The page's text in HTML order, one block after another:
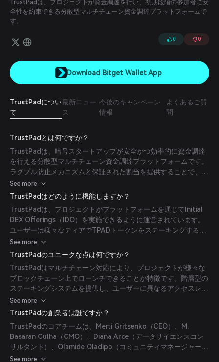
Português (Brasil)
Español (Argentina)
TrustPadは、プロジェクトが資金調達を行い、初期段階の参加者に安
全性を約束できる分散型マルチチェーン資金調達プラットフォームで
す。
0 0
Download Bitget Wallet App
TrustPadについ
て
最新ニュー
ス
今後のキャンペーン
情報
よくあるご質
問
TrustPadとは何ですか？
TrustPadは、暗号スタートアップが安全かつ効率的に資金調達
を行える分散型マルチチェーン資金調達プラットフォームです。
ラグプル防止メカニズムと保証された割当を提供することで、初
期参加者に安全な環境を提供します。Ethereum、BNB Chain、
Solana、Avalanche、Fantom、Polygon、Arbitrumなど、複数
のブロックチェーンをサポートしています。
See more
TrustPadはどのように機能しますか？
TrustPadは、プロジェクトがプラットフォームを通じてInitial
DEX Offerings（IDO）を実施できるように運営されています。
ユーザーは様々なティアでTPADトークンをステーキングするこ
とでIDOに参加でき、それによってトークン販売への割当および
アクセス権が決定されます。プラットフォームはIDOに対して抽
選モデルを採用しており、上位ティアでは保証された割当や追加
の特典が提供されます。
See more
TrustPadのユニークな点は何ですか？
TrustPadはマルチチェーン対応により、プロジェクトが様々な
ブロックチェーン上でローンチできることが特徴です。階層型の
ステーキングシステムを提供し、ユーザーに異なるアクセスレベ
ルや特典を付与します。さらに、ラグプル防止メカニズムの実装
とIDO開催前の徹底したプロジェクト審査によってセキュリティ
See more
TrustPadの創業者は誰ですか？
TrustPadのコアチームは、Merti Gritsenko（CEO）、M.
Basaran Culha（CMO）、Diana Arce（データサイエンスコン
サルタント）、Olamide Oladipo（コミュニティマネージャー）
で構成されています。
See more